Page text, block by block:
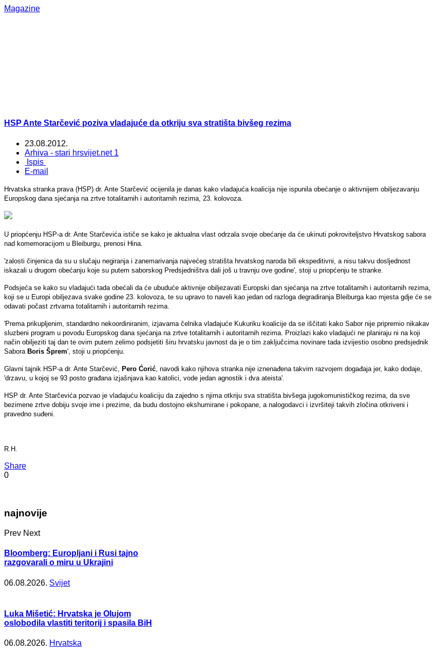
Magazine
HSP Ante Starčević poziva vladajuće da otkriju sva stratišta bivšeg rezima
23.08.2012.
Arhiva - stari hrsvijet.net 1
Ispis
E-mail
Hrvatska stranka prava (HSP) dr. Ante Starčević ocijenila je danas kako vladajuća koalicija nije ispunila obećanje o aktivnijem obiljezavanju
Europskog dana sjećanja na zrtve totalitarnih i autoritarnih rezima, 23. kolovoza.
U priopćenju HSP-a dr. Ante Starčevića ističe se kako je aktualna vlast odrzala svoje obećanje da će ukinuti pokroviteljstvo Hrvatskog sabora
nad komemoracijom u Bleiburgu, prenosi Hina.
'zalosti činjenica da su u slučaju negiranja i zanemarivanja najvećeg stratišta hrvatskog naroda bili ekspeditivni, a nisu takvu dosljednost
iskazali u drugom obećanju koje su putem saborskog Predsjedništva dali još u travnju ove godine', stoji u priopćenju te stranke.
Podsjeća se kako su vladajući tada obećali da će ubuduće aktivnije obiljezavati Europski dan sjećanja na zrtve totalitarnih i autoritarnih rezima,
koji se u Europi obiljezava svake godine 23. kolovoza, te su upravo to naveli kao jedan od razloga degradiranja Bleiburga kao mjesta gdje će se
odavati počast zrtvama totalitarnih i autoritarnih rezima.
'Prema prikupljenim, standardno nekoordiniranim, izjavama čelnika vladajuće Kukuriku koalicije da se iščitati kako Sabor nije pripremio nikakav
sluzbeni program u povodu Europskog dana sjećanja na zrtve totalitarnih i autoritarnih rezima. Proizlazi kako vladajući ne planiraju ni na koji
način obiljeziti taj dan te ovim putem zelimo podsjetiti širu hrvatsku javnost da je o tim zaključcima novinare tada izvijestio osobno predsjednik
Sabora Boris Šprem', stoji u priopćenju.
Glavni tajnik HSP-a dr. Ante Starčević, Pero Ćorić , navodi kako njihova stranka nije iznenađena takvim razvojem događaja jer, kako dodaje,
'drzavu, u kojoj se 93 posto građana izjašnjava kao katolici, vode jedan agnostik i dva ateista'.
HSP dr. Ante Starčevića pozvao je vladajuću koaliciju da zajedno s njima otkriju sva stratišta bivšega jugokomunističkog rezima, da sve
bezimene zrtve dobiju svoje ime i prezime, da budu dostojno ekshumirane i pokopane, a nalogodavci i izvršiteji takvih zločina otkriveni i
pravedno suđeni.
R.H.
Share
0
najnovije
Prev Next
Bloomberg: Europljani i Rusi tajno
razgovarali o miru u Ukrajini
06.08.2026. Svijet
Luka Mišetić: Hrvatska je Olujom
oslobodila vlastiti teritorij i spasila BiH
06.08.2026. Hrvatska